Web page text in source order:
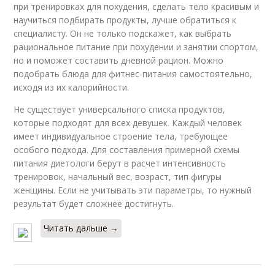
при тренировках для похудения, сделать тело красивым и
научиться подбирать продукты, лучше обратиться к
специалисту. Он не только подскажет, как выбрать
рациональное питание при похудении и занятии спортом,
но и поможет составить дневной рацион. Можно
подобрать блюда для фитнес-питания самостоятельно,
исходя из их калорийности.
Не существует универсального списка продуктов,
которые подходят для всех девушек. Каждый человек
имеет индивидуальное строение тела, требующее
особого подхода. Для составления примерной схемы
питания диетологи берут в расчет интенсивность
тренировок, начальный вес, возраст, тип фигуры
женщины. Если не учитывать эти параметры, то нужный
результат будет сложнее достигнуть.
Читать дальше →